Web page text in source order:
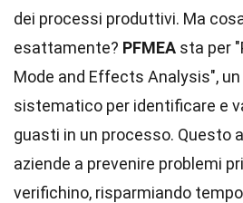
dei processi produttivi. Ma
esattamente? PFMEA sta per
Mode and Effects Analysis",
sistematico per identificare e
guasti in un processo. Questo
aziende a prevenire problemi
verifichino, risparmiando